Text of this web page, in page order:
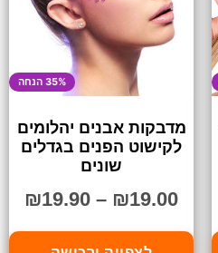
35% הנחה
מדבקות אבנים יהלומים
לקישוט הפנים בגדלים
שונים
₪19.00
–
₪19.90